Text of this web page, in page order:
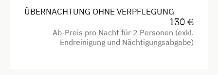
ÜBERNACHTUNG OHNE VERPFLEGUNG
130 €
Ab-Preis pro Nacht für 2 Personen (exkl.
Endreinigung und Nächtigungsabgabe)